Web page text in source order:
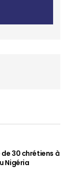
30 chrétiens à
Nigéria